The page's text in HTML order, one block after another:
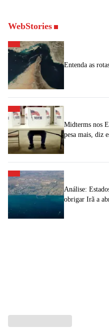
WebStories
Entenda as
Midterms nos
pesa mais, diz
Análise:
obrigar Irã a